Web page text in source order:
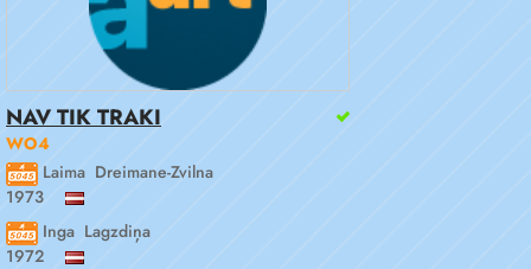
NAV TIK TRAKI
WO4
Laima Dreimane-Zvilna
1973
Inga Lagzdiņa
1972